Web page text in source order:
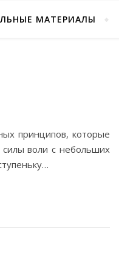
МАТЕРИАЛЫ
принципов, которые
воли с небольших